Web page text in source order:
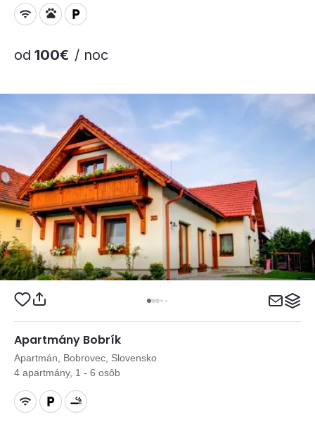
od 100€ / noc
Apartmány Bobrík
Apartmán, Bobrovec, Slovensko
4 apartmány, 1 - 6 osôb